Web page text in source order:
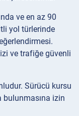
ve en az 90
yol türlerinde
ve trafiğe güvenli
Sürücü kursu
bulunmasına izin